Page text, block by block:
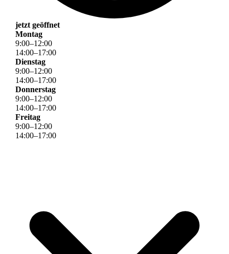
jetzt geöffnet
Montag
9:00–12:00
14:00–17:00
Dienstag
9:00–12:00
14:00–17:00
Donnerstag
9:00–12:00
14:00–17:00
Freitag
9:00–12:00
14:00–17:00